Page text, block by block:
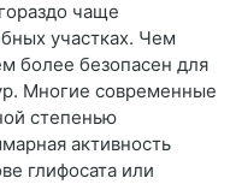
чаще
участках. Чем
более безопасен для
Многие современные
степенью
активность
глифосата или